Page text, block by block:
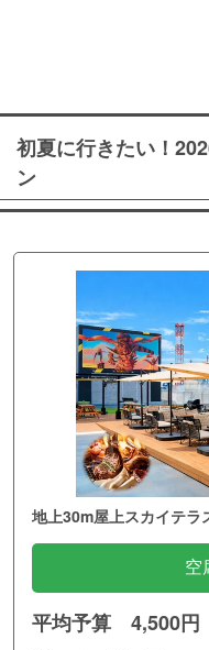
初夏に行きたい！
ン
地上30m屋上スカイテ
空
平均予算 4,500円